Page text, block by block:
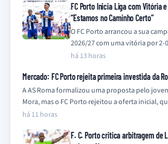
FC Porto Inicia Liga com Vitória
“Estamos no Caminho Certo”
O FC Porto arrancou a sua
2026/27 com uma vitória por 2-
Estádio…
há 13 horas
Mercado: FC Porto rejeita primeira investida da
A AS Roma formalizou uma proposta pelo
Mora, mas o FC Porto rejeitou a oferta inicial,
há 11 horas
F. C. Porto critica arbitragem de